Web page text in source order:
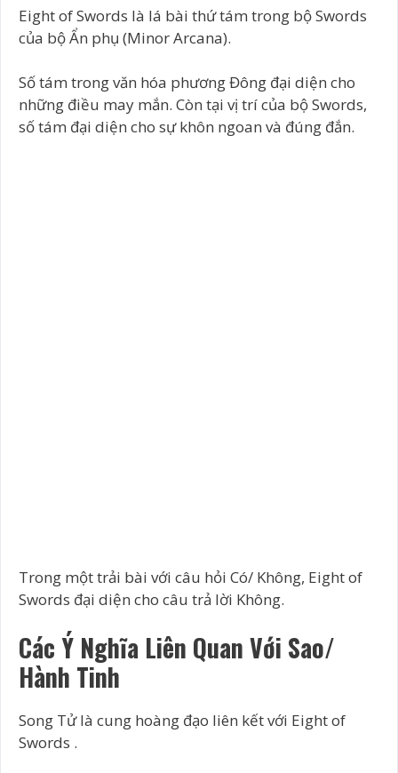
Eight of Swords là lá bài thứ tám trong bộ Swords
của bộ Ẩn phụ (Minor Arcana).
Số tám trong văn hóa phương Đông đại diện cho
những điều may mắn. Còn tại vị trí của bộ Swords,
số tám đại diện cho sự khôn ngoan và đúng đắn.
Trong một trải bài với câu hỏi Có/ Không, Eight of
Swords đại diện cho câu trả lời Không.
Các Ý Nghĩa Liên Quan Với Sao/
Hành Tinh
Song Tử là cung hoàng đạo liên kết với Eight of
Swords .